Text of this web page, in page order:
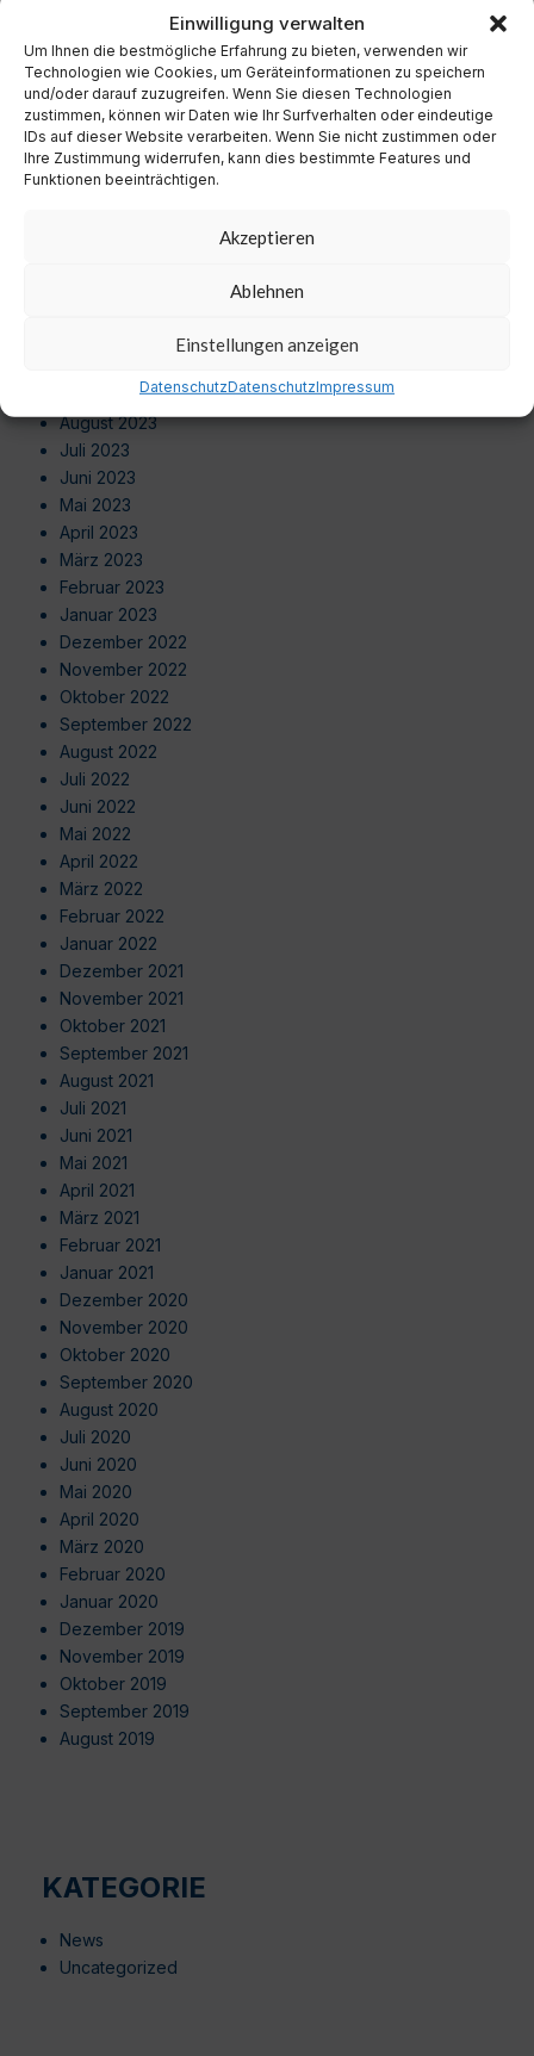
Einwilligung verwalten
Um Ihnen die bestmögliche Erfahrung zu bieten, verwenden wir
Technologien wie Cookies, um Geräteinformationen zu speichern
und/oder darauf zuzugreifen. Wenn Sie diesen Technologien
zustimmen, können wir Daten wie Ihr Surfverhalten oder eindeutige
IDs auf dieser Website verarbeiten. Wenn Sie nicht zustimmen oder
Ihre Zustimmung widerrufen, kann dies bestimmte Features und
Funktionen beeinträchtigen.
Akzeptieren
Ablehnen
Einstellungen anzeigen
DatenschutzDatenschutzImpressum
September 2024
August 2024
Juli 2024
Juni 2024
Mai 2024
November 2023
September 2023
August 2023
Juli 2023
Juni 2023
Mai 2023
April 2023
März 2023
Februar 2023
Januar 2023
Dezember 2022
November 2022
Oktober 2022
September 2022
August 2022
Juli 2022
Juni 2022
Mai 2022
April 2022
März 2022
Februar 2022
Januar 2022
Dezember 2021
November 2021
Oktober 2021
September 2021
August 2021
Juli 2021
Juni 2021
Mai 2021
April 2021
März 2021
Februar 2021
Januar 2021
Dezember 2020
November 2020
Oktober 2020
September 2020
August 2020
Juli 2020
Juni 2020
Mai 2020
April 2020
März 2020
Februar 2020
Januar 2020
Dezember 2019
November 2019
Oktober 2019
September 2019
August 2019
KATEGORIE
News
Uncategorized